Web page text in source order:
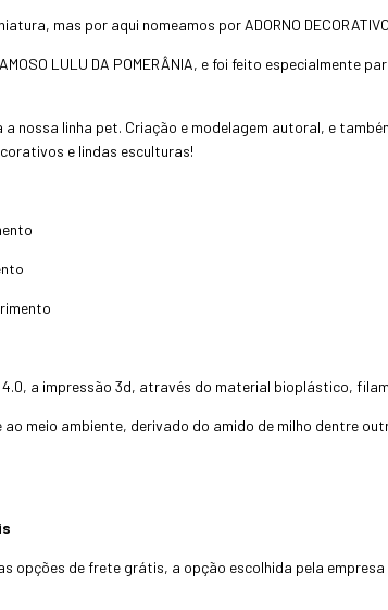
mas por aqui nomeamos por ADORNO
LULU DA POMERÂNIA, e foi feito especialmente
nossa linha pet. Criação e modelagem autoral, e
e lindas esculturas!
a impressão 3d, através do material bioplástico,
meio ambiente, derivado do amido de milho dentre
opções de frete grátis, a opção escolhida pela empresa